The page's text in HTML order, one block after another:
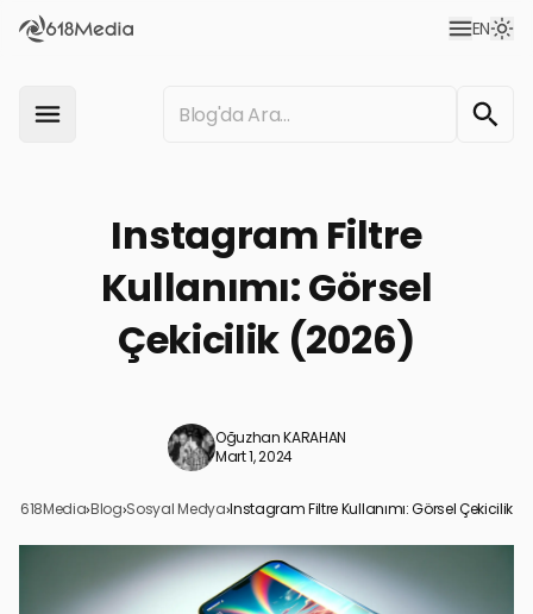
EN
Instagram Filtre
Kullanımı: Görsel
Çekicilik (2026)
Oğuzhan KARAHAN
Mart 1, 2024
618Media›Blog›Sosyal Medya›Instagram Filtre Kullanımı: Görsel Çekicilik
Filtrelerin Instagram Görselleri Üzerindeki Etkisi